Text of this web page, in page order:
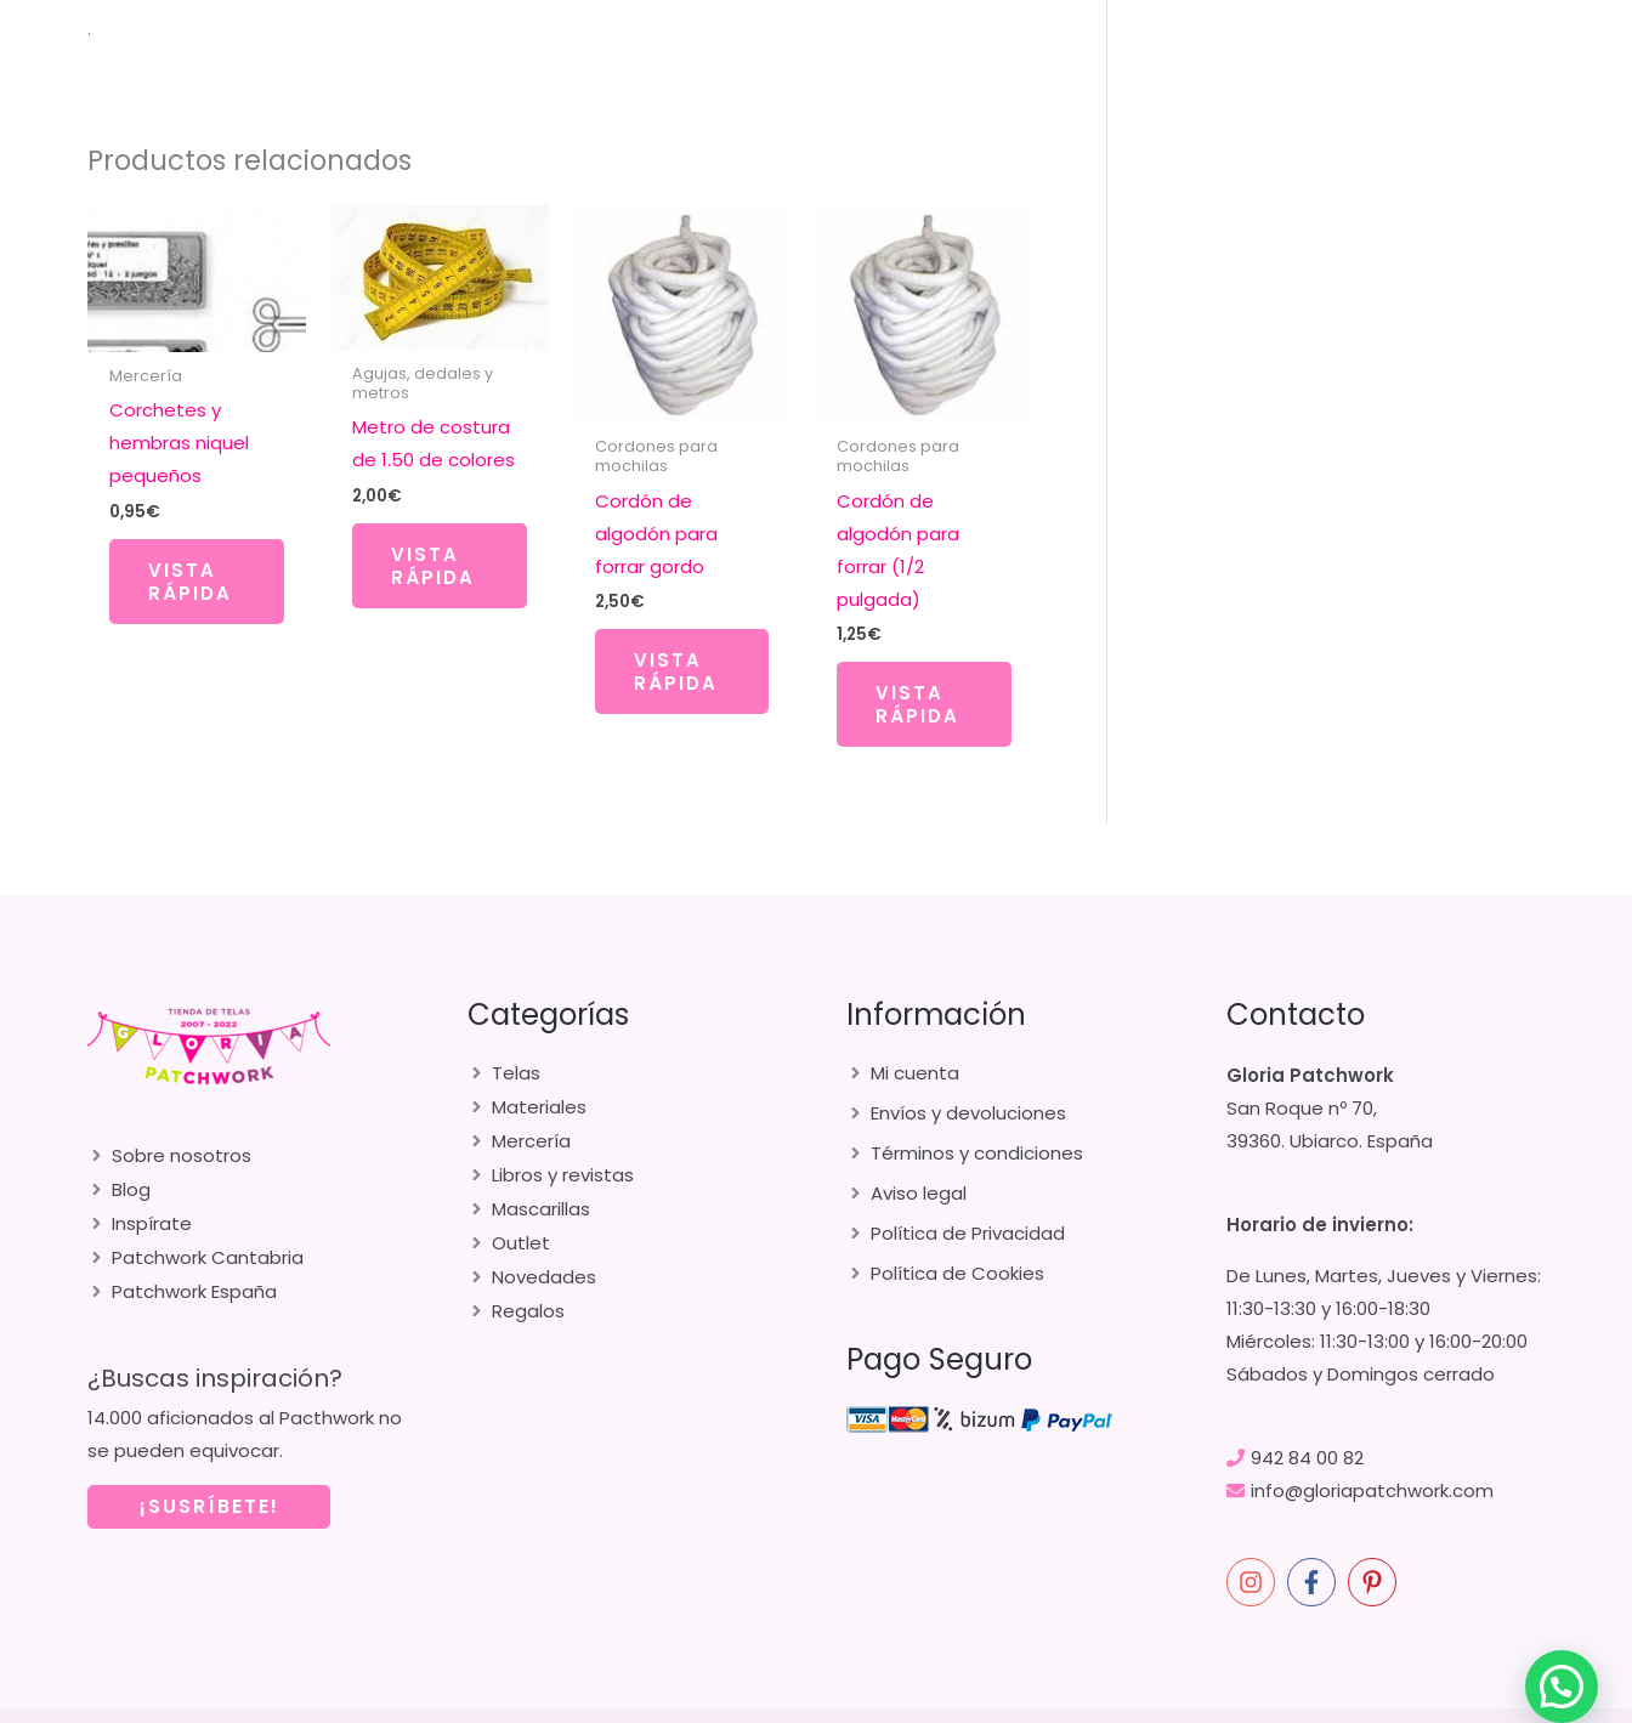
.
Productos relacionados
Mercería
Corchetes y
hembras niquel
pequeños
0,95€
VISTA
RÁPIDA
Agujas, dedales y
metros
Metro de costura
de 1.50 de colores
2,00€
VISTA
RÁPIDA
Cordones para
mochilas
Cordón de
algodón para
forrar gordo
2,50€
VISTA
RÁPIDA
Cordones para
mochilas
Cordón de
algodón para
forrar (1/2
pulgada)
1,25€
VISTA
RÁPIDA
Sobre nosotros
Blog
Inspírate
Patchwork Cantabria
Patchwork España
¿Buscas inspiración?
14.000 aficionados al Pacthwork no
se pueden equivocar.
¡SUSRÍBETE!
Categorías
Telas
Materiales
Mercería
Libros y revistas
Mascarillas
Outlet
Novedades
Regalos
Información
Mi cuenta
Envíos y devoluciones
Términos y condiciones
Aviso legal
Política de Privacidad
Política de Cookies
Pago Seguro
Contacto
Gloria Patchwork
San Roque nº 70,
39360. Ubiarco. España
Horario de invierno:
De Lunes, Martes, Jueves y Viernes:
11:30-13:30 y 16:00-18:30
Miércoles: 11:30-13:00 y 16:00-20:00
Sábados y Domingos cerrado
942 84 00 82
info@gloriapatchwork.com